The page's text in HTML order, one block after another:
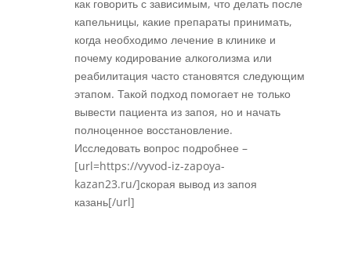
как говорить с зависимым, что делать после
капельницы, какие препараты принимать,
когда необходимо лечение в клинике и
почему кодирование алкоголизма или
реабилитация часто становятся следующим
этапом. Такой подход помогает не только
вывести пациента из запоя, но и начать
полноценное восстановление.
Исследовать вопрос подробнее –
[url=https://vyvod-iz-zapoya-
kazan23.ru/]скорая вывод из запоя
казань[/url]